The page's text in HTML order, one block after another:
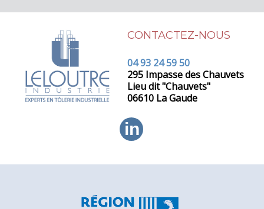
CONTACTEZ-NOUS
04 93 24 59 50
295 Impasse des Chauvets
Lieu dit "Chauvets"
06610 La Gaude
in